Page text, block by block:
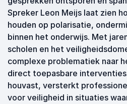
Spreker Leon Meijs laat zien
houden op polarisatie,
binnen het onderwijs. Met
scholen en het
complexe problematiek naar
direct toepasbare
houvast, versterkt
voor veiligheid in situaties